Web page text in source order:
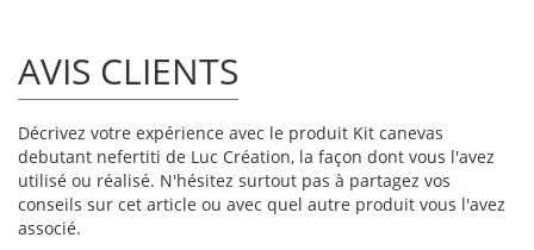
AVIS CLIENTS
Décrivez votre expérience avec le produit Kit canevas
debutant nefertiti de Luc Création, la façon dont vous l'avez
utilisé ou réalisé. N'hésitez surtout pas à partagez vos
conseils sur cet article ou avec quel autre produit vous l'avez
associé.